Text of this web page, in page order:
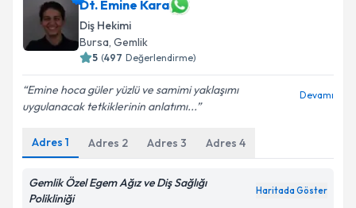
Dt. Emine Kara
Diş Hekimi
Bursa, Gemlik
5 (497 Değerlendirme)
Emine hoca güler yüzlü ve samimi yaklaşımı
uygulanacak tetkiklerinin anlatımı...
Devamı
Adres 1 Adres 2 Adres 3 Adres 4
Gemlik Özel Egem Ağız ve Diş Sağlığı
Polikliniği
Haritada Göster